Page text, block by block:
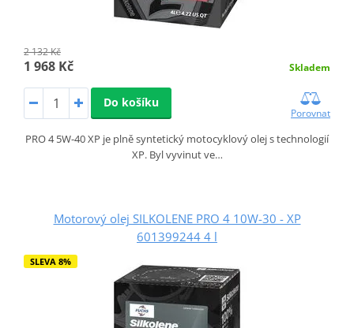
2 132 Kč
1 968 Kč Skladem
Do košíku
Porovnat
PRO 4 5W-40 XP je plně syntetický motocyklový olej s technologií
XP. Byl vyvinut ve…
Motorový olej SILKOLENE PRO 4 10W-30 - XP
601399244 4 l
SLEVA 8%